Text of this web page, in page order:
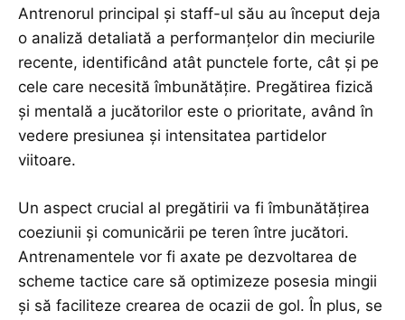
Antrenorul principal și staff-ul său au început deja
o analiză detaliată a performanțelor din meciurile
recente, identificând atât punctele forte, cât și pe
cele care necesită îmbunătățire. Pregătirea fizică
și mentală a jucătorilor este o prioritate, având în
vedere presiunea și intensitatea partidelor
viitoare.
Un aspect crucial al pregătirii va fi îmbunătățirea
coeziunii și comunicării pe teren între jucători.
Antrenamentele vor fi axate pe dezvoltarea de
scheme tactice care să optimizeze posesia mingii
și să faciliteze crearea de ocazii de gol. În plus, se